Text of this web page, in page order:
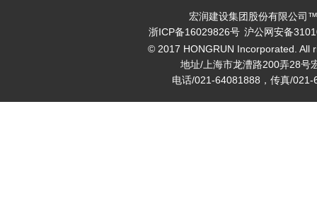
宏润建设集团股份有限公司
浙ICP备16029826号 沪公网安备
© 2017 HONGRUN Incorporated. All
地址/上海市龙漕路200弄28号
电话/021-64081888，传真/021-